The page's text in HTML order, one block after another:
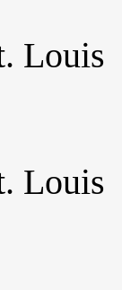
Louis
Louis